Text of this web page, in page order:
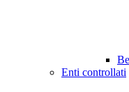
Enti controllati